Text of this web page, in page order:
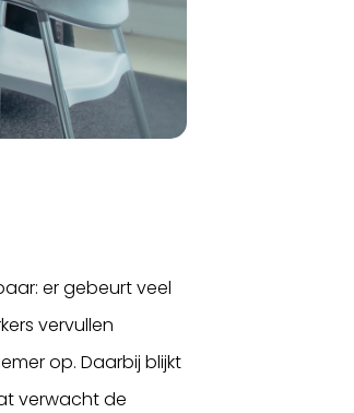
er gebeurt veel
vervullen
op. Daarbij blijkt
verwacht de